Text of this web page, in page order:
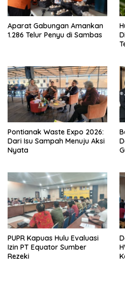
Aparat Gabungan Amankan
1.286 Telur Penyu di Sambas
Pontianak Waste Expo 2026:
Dari Isu Sampah Menuju Aksi
Nyata
PUPR Kapuas Hulu Evaluasi
Izin PT Equator Sumber
Rezeki